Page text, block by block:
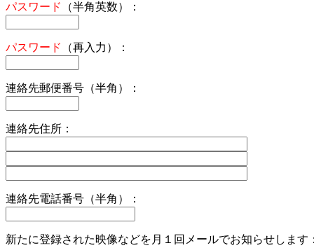
パスワード （半角英数）：
パスワード （再入力）：
連絡先郵便番号（半角）：
連絡先住所：
連絡先電話番号（半角）：
新たに登録された映像などを月１回メールでお知らせします